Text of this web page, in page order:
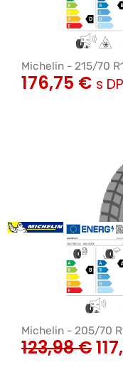
Michelin - 215/70
176,75 € s
Michelin - 205/70
123,98€